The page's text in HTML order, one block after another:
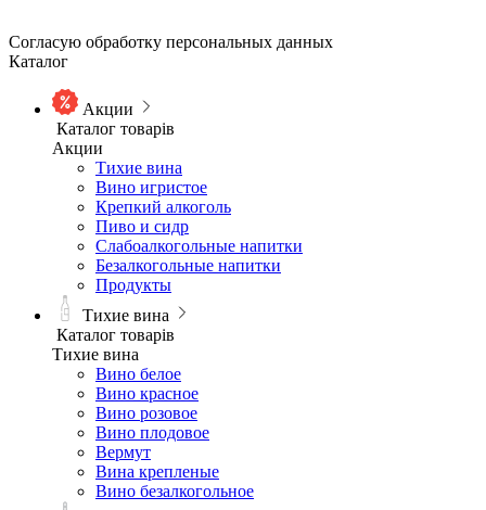
Согласую обработку персональных данных
Каталог
Акции
Каталог товарів
Акции
Тихие вина
Вино игристое
Крепкий алкоголь
Пиво и сидр
Слабоалкогольные напитки
Безалкогольные напитки
Продукты
Тихие вина
Каталог товарів
Тихие вина
Вино белое
Вино красное
Вино розовое
Вино плодовое
Вермут
Вина крепленые
Вино безалкогольное